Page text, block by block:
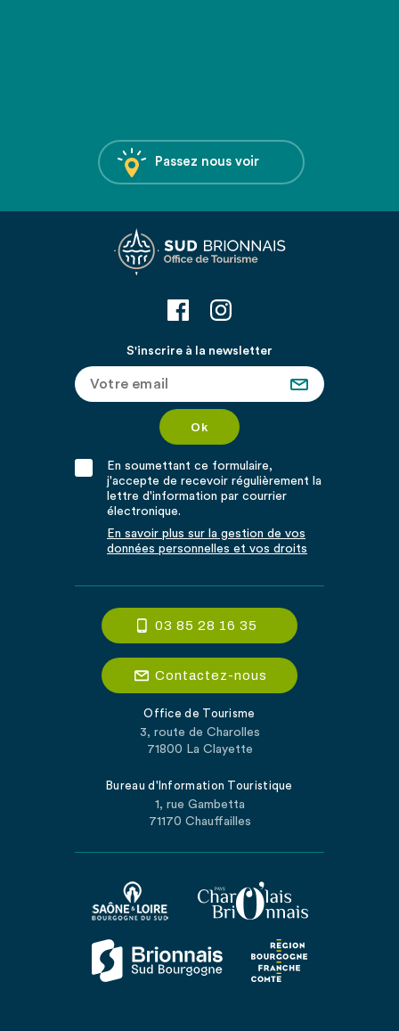
Passez nous voir
S'inscrire à la newsletter
En soumettant ce formulaire,
j'accepte de recevoir régulièrement la
lettre d'information par courrier
électronique.
En savoir plus sur la gestion de vos
données personnelles et vos droits
03 85 28 16 35
Contactez-nous
Office de Tourisme
3, route de Charolles
71800 La Clayette
Bureau d'Information Touristique
1, rue Gambetta
71170 Chauffailles